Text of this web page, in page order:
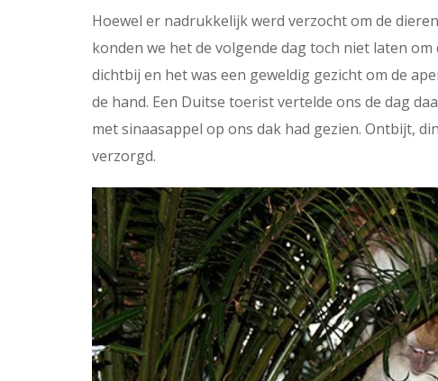
Hoewel er nadrukkelijk werd verzocht om de
konden we het de volgende dag toch niet laten
dichtbij en het was een geweldig gezicht om de
de hand. Een Duitse toerist vertelde ons de dag
met sinaasappel op ons dak had gezien. Ontbijt,
verzorgd.